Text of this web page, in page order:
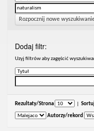
Rozpocznij nowe
Dodaj filtr:
Uzyj filtrów aby zagęścić
Rezultaty/Strona
Autorzy/rekord